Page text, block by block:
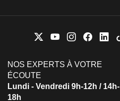
NOS EXPERTS À VOTRE
ÉCOUTE
Lundi - Vendredi 9h-12h / 14h-
18h